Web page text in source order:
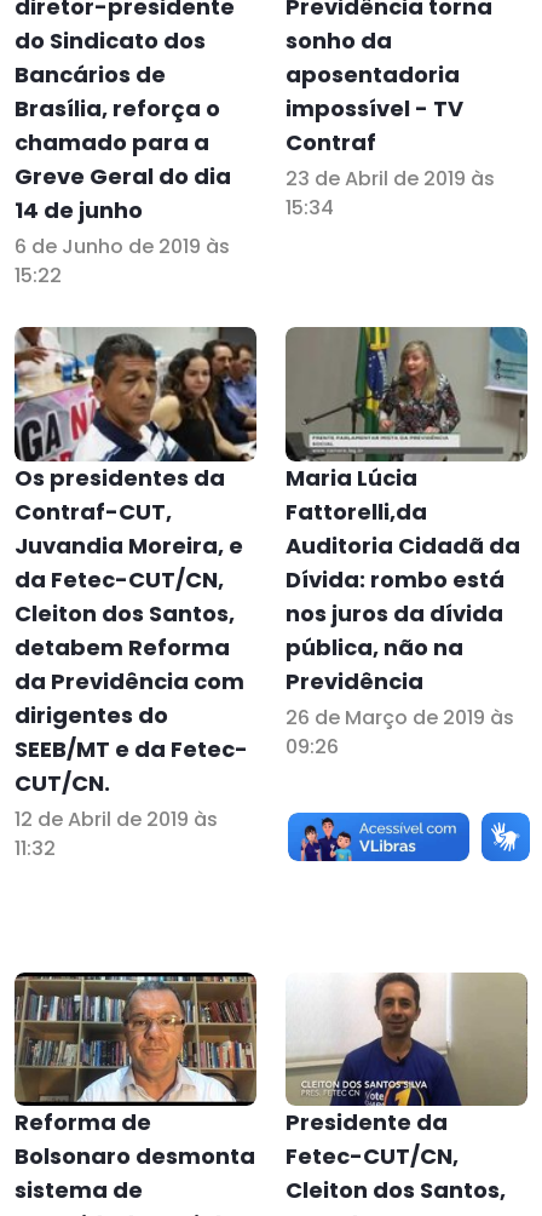
diretor-presidente
do Sindicato dos
Bancários de
Brasília, reforça o
chamado para a
Greve Geral do dia
14 de junho
6 de Junho de 2019 às
15:22
Previdência torna
sonho da
aposentadoria
impossível - TV
Contraf
23 de Abril de 2019 às
15:34
Os presidentes da
Contraf-CUT,
Juvandia Moreira, e
da Fetec-CUT/CN,
Cleiton dos Santos,
detabem Reforma
da Previdência com
dirigentes do
SEEB/MT e da Fetec-
CUT/CN.
12 de Abril de 2019 às
11:32
Maria Lúcia
Fattorelli,da
Auditoria Cidadã da
Dívida: rombo está
nos juros da dívida
pública, não na
Previdência
26 de Março de 2019 às
09:26
Reforma de
Bolsonaro desmonta
sistema de
Presidente da
Fetec-CUT/CN,
Cleiton dos Santos,